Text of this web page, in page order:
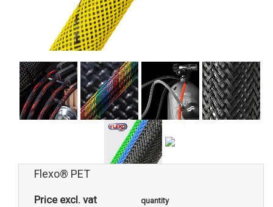
Flexo® PET
Price excl. vat quantity